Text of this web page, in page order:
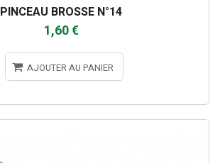
PINCEAU BROSSE N°14
1,60 €
AJOUTER AU PANIER